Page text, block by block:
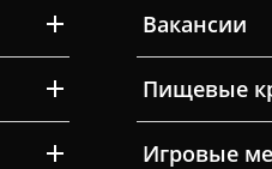
Вакансии
Пищевые
Игровые